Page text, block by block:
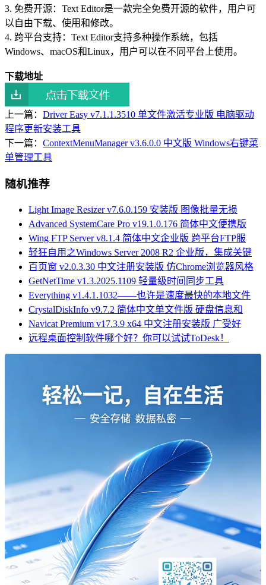
3. 免费开源：Text Editor是一款完全免费开源的软件，用户可
以自由下载、使用和修改。
4. 跨平台支持：Text Editor支持多种操作系统，包括
Windows、macOS和Linux，用户可以在不同平台上使用。
下载地址
上一篇： Driver Easy v7.1.1.3510 单文件激活专业版 电脑驱动
程序更新安装工具
下一篇： ContextMenuManager v3.6.0.0 中文版 Windows右键菜
单管理工具
随机推荐
Light Image Resizer v7.6.0.159 安装版 图像批量无损
Advanced SystemCare Pro v19.1.0.176 简体中文便携版
Wing FTP Server v8.1.4 简体中文企业版 跨平台FTP服
轻狂自用之Windows Server 2008 R2 企业版，集成关键
百页窗 v2.0.3.30 中文注册安装版 仿Chrome浏览器风格
GetNetTime v1.3.2025.1109 轻量级时间同步工具
Everything v1.4.1.1032——也许是速度最快的本地文件
CrystalDiskInfo v9.7.2 简体中文单文件版 硬盘信息和
Navicat Premium v17.3.9 x64 中文注册安装版 广受好
远程桌面控制软件哪个好？你可以试试ToDesk！